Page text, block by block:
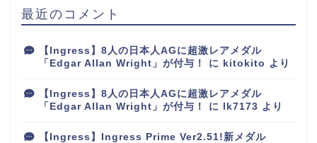
最近のコメント
【Ingress】8人の日本人AGに超激レアメダル
「Edgar Allan Wright」が付与！
に kitokito より
【Ingress】8人の日本人AGに超激レアメダル
「Edgar Allan Wright」が付与！
に lk7173 より
【Ingress】Ingress Prime Ver2.51!新メダル